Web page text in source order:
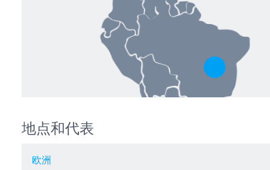
Toggle hotspot
地点和代表
欧洲